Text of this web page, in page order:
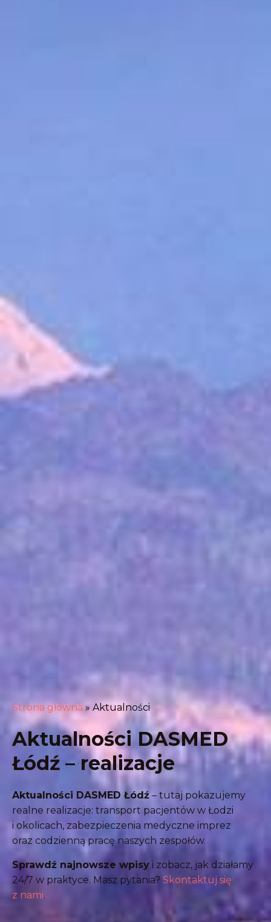
Strona główna » Aktualności
Aktualności DASMED
Łódź – realizacje
Aktualności DASMED Łódź – tutaj pokazujemy
realne realizacje: transport pacjentów w Łodzi
i okolicach, zabezpieczenia medyczne imprez
oraz codzienną pracę naszych zespołów.
Sprawdź najnowsze wpisy i zobacz, jak działamy
24/7 w praktyce. Masz pytania? Skontaktuj się
z nami.